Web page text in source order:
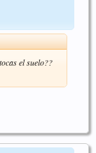
el suelo??